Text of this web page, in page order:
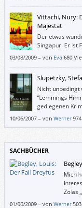
Vittachi, Nury:
Majestät
Der etwas
Singapur. Er ist
seiner
Reinigung der
des Öfteren, dass Wong
aufklären
03/08/2009– von Eva 680
Slupetzky,
Nicht unbedingt
“Lemmings
gediegenen
er einfach gut
10/06/2007– von Werner
SACHBÜCHER
Mich
Zolas
01/06/2009– von Werner